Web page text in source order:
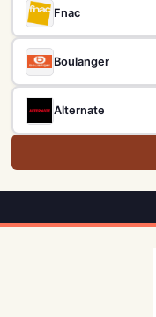
Fnac
Boulanger
Alternate